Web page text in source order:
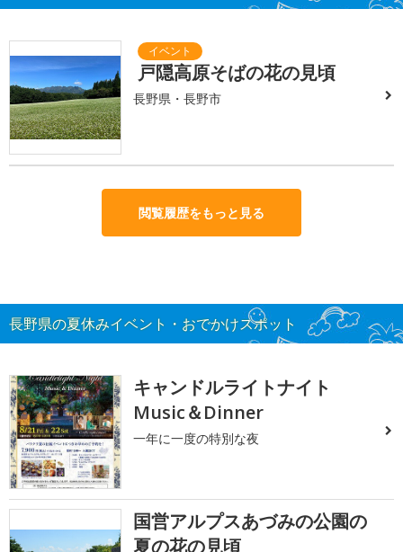
戸隠高原そばの花の見頃
長野県・長野市
閲覧履歴をもっと見る
長野県の夏休みイベント・おでかけスポット
キャンドルライトナイト
Music＆Dinner
一年に一度の特別な夜
国営アルプスあづみの公園の
夏の花の見頃